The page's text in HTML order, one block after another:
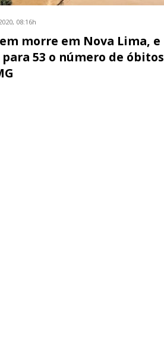
08:16h
morre em Nova Lima, e
para 53 o número de óbitos